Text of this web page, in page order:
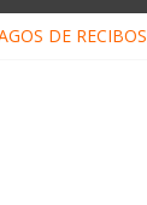
DE RECIBOS